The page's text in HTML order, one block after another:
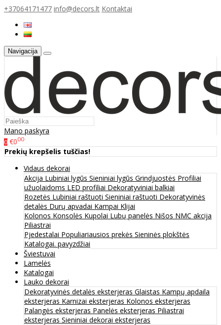
+37064171477 info@decors.lt Kontaktai
Navigacija
Mano paskyra
0 €000
Prekių krepšelis tuščias!
Vidaus dekorai
Akcija Lubiniai lygūs Sieniniai lygūs Grindjuostės Profiliai
užuolaidoms LED profiliai Dekoratyviniai balkiai
Rozetės Lubiniai raštuoti Sieniniai raštuoti Dekoratyvinės
detalės Durų apvadai Kampai Klijai
Kolonos Konsolės Kupolai Lubų panelės Nišos NMC akcija
Piliastrai
Pjedestalai Populiariausios prekės Sieninės plokštės
Katalogai. pavyzdžiai
Šviestuvai
Lamelės
Katalogai
Lauko dekorai
Dekoratyvinės detalės eksterjeras Glaistas Kampų apdaila
eksterjeras Karnizai eksterjeras Kolonos eksterjeras
Palangės eksterjeras Panelės eksterjeras Piliastrai
eksterjeras Sieniniai dekorai eksterjeras